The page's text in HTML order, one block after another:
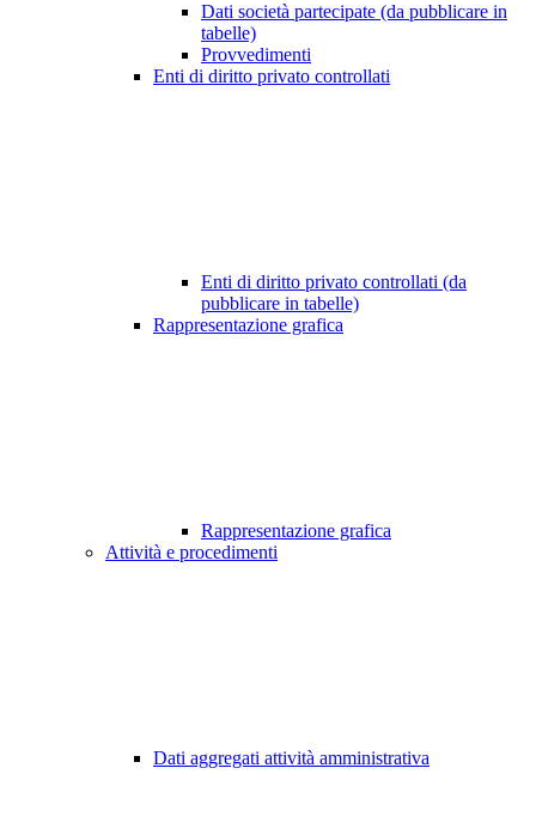
Dati società partecipate (da pubblicare in
tabelle)
Provvedimenti
Enti di diritto privato controllati
Enti di diritto privato controllati (da
pubblicare in tabelle)
Rappresentazione grafica
Rappresentazione grafica
Attività e procedimenti
Dati aggregati attività amministrativa